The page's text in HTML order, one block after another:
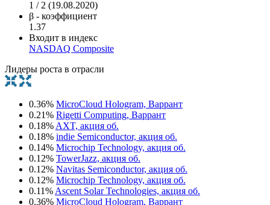
1 / 2 (19.08.2020)
β - коэффициент
1.37
Входит в индекс
NASDAQ Composite
Лидеры роста в отрасли
0.36% MicroCloud Hologram, Варрант
0.21% Rigetti Computing, Варрант
0.18%AXT, акция об.
0.18% indie Semiconductor, акция об.
0.14% Microchip Technology, акция об.
0.12% TowerJazz, акция об.
0.12% Navitas Semiconductor, акция об.
0.12% Microchip Technology, акция об.
0.11%Ascent Solar Technologies, акция об.
0.36% MicroCloud Hologram, Варрант